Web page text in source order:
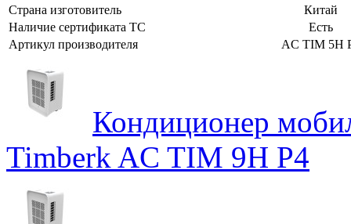
Страна изготовитель
Китай
Наличие сертификата ТС
Есть
Артикул производителя
AC TIM 5H
Кондиционер
Timberk AC TIM 9H P4